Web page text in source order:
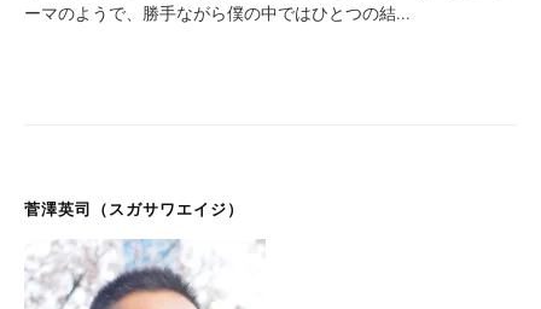
ーマのようで、勝手ながら僕の中ではひとつの結...
菅澤英司（スガサワエイジ）